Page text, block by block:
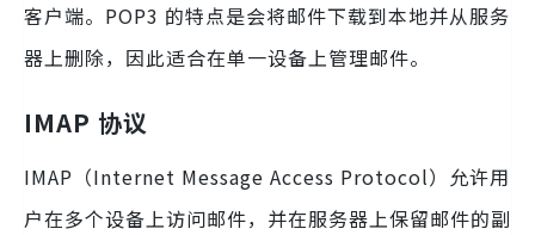
客户端。POP3 的特点是会将邮件下载到本地并从服务
器上删除，因此适合在单一设备上管理邮件。
IMAP 协议
IMAP（Internet Message Access Protocol）允许用
户在多个设备上访问邮件，并在服务器上保留邮件的副